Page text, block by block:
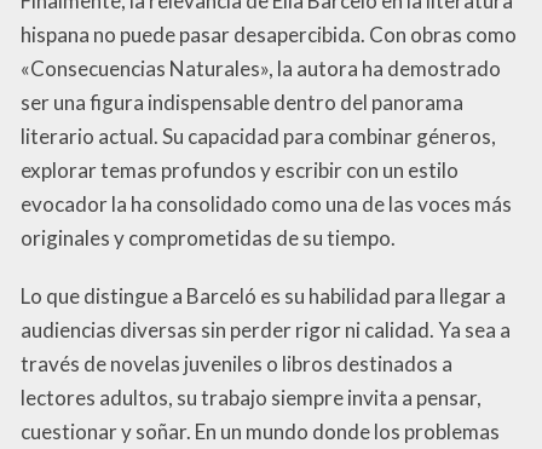
hispana no puede pasar desapercibida. Con obras como
«Consecuencias Naturales», la autora ha demostrado
ser una figura indispensable dentro del panorama
literario actual. Su capacidad para combinar géneros,
explorar temas profundos y escribir con un estilo
evocador la ha consolidado como una de las voces más
originales y comprometidas de su tiempo.
Lo que distingue a Barceló es su habilidad para llegar a
audiencias diversas sin perder rigor ni calidad. Ya sea a
través de novelas juveniles o libros destinados a
lectores adultos, su trabajo siempre invita a pensar,
cuestionar y soñar. En un mundo donde los problemas